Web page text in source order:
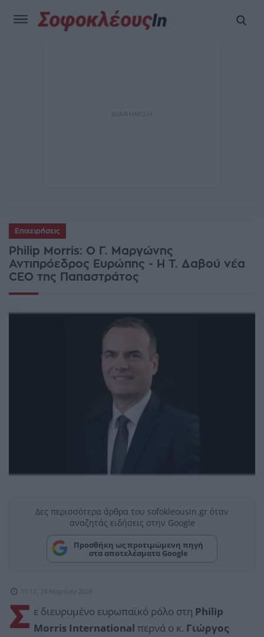
Επιχειρήσεις
Philip Morris: Ο Γ. Μαργώνης
Αντιπρόεδρος Ευρώπης - Η Τ. Δαβού νέα
CEO της Παπαστράτος
Δες περισσότερα άρθρα του sofokleousin.gr όταν
αναζητάς ειδήσεις στην Google
Προσθήκη ως προτιμώμενη πηγή
στα αποτελέσματα Google
11:17, 24 Μαρτίου 2026
Σ ε διευρυμένο ευρωπαϊκό ρόλο στη Philip
Morris International περνά ο κ. Γιώργος